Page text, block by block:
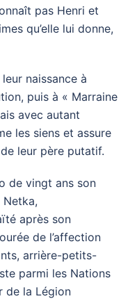
pas Henri et
qu’elle lui donne,
naissance à
puis à « Marraine
avec autant
les siens et assure
leur père putatif.
de vingt ans son
après son
de l’affection
arrière-petits-
parmi les Nations
de la Légion